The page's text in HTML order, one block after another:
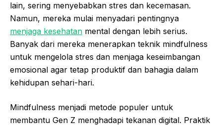
lain, sering menyebabkan stres dan kecemasan.
Namun, mereka mulai menyadari pentingnya
menjaga kesehatan mental dengan lebih serius.
Banyak dari mereka menerapkan teknik mindfulness
untuk mengelola stres dan menjaga keseimbangan
emosional agar tetap produktif dan bahagia dalam
kehidupan sehari-hari.
Mindfulness menjadi metode populer untuk
membantu Gen Z menghadapi tekanan digital. Praktik